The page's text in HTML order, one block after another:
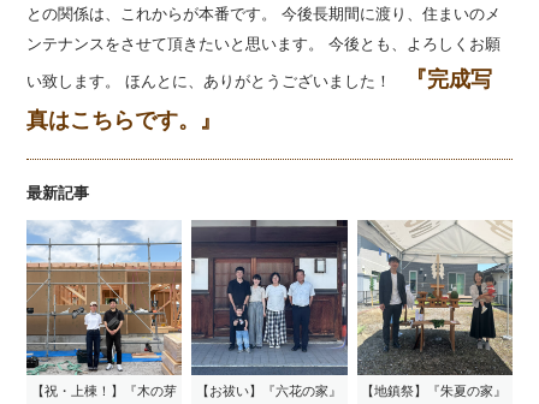
との関係は、これからが本番です。 今後長期間に渡り、住まいのメ
ンテナンスをさせて頂きたいと思います。 今後とも、よろしくお願
い致します。 ほんとに、ありがとうございました！
『完成写
真はこちらです。』
最新記事
【祝・上棟！】『木の芽
【お祓い】『六花の家』
【地鎮祭】『朱夏の家』